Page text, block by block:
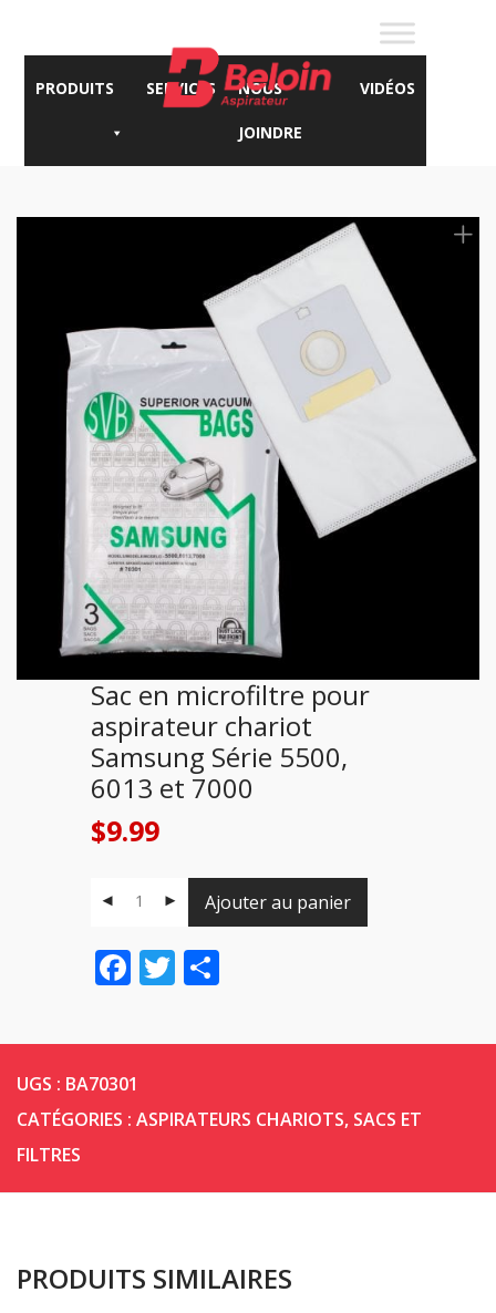
PRODUITS SERVICES NOUS
JOINDRE
VIDÉOS
Sac en microfiltre pour
aspirateur chariot
Samsung Série 5500,
6013 et 7000
$9.99
Ajouter au panier
Facebook
Twitter
Share
UGS : BA70301
CATÉGORIES : ASPIRATEURS CHARIOTS, SACS ET
FILTRES
PRODUITS SIMILAIRES